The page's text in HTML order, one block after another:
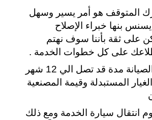
المتوقف هو أمر يسير وسهل
بنها خبراء الإصلاح
على ثقة بأننا سوف نهتم
على كل خطوات الخدمة .
نضمن المنتج بعد الصيانة مدة قد تصل الي 12 شهر
المستبدلة وقيمة المصنعية
انتقال سيارة الخدمة ومع ذلك